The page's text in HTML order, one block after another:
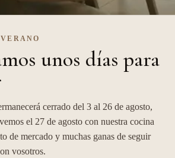
unos días para
cerrado del 3 al 26 de agosto,
el 27 de agosto con nuestra cocina
de mercado y muchas ganas de seguir
vosotros.